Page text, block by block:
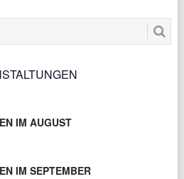
IM AUGUST
IM SEPTEMBER